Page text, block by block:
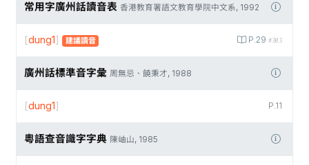
常用字廣州話讀音表 香港教育署語文教育學院中文系, 1992
P.29 #303
[dung1] 建議讀音
廣州話標準音字彙 周無忌、饒秉才, 1988
P.11
[dung1]
粵語查音識字字典 陳岫山, 1985